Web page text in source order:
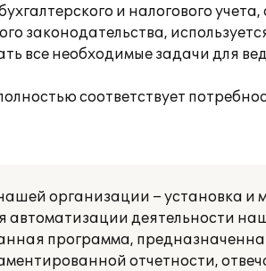
и налогового
законодательства,
все необходимые задачи для
соответствует
организации – установка и
автоматизации деятельности
программа,
отчетности,